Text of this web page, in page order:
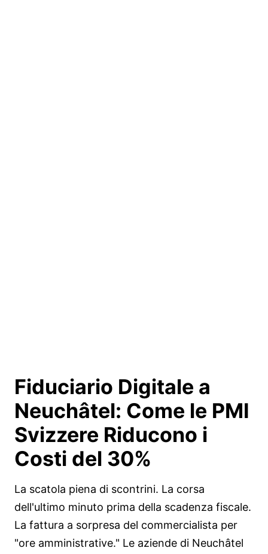
Fiduciario Digitale a
Neuchâtel: Come le PMI
Svizzere Riducono i
Costi del 30%
La scatola piena di scontrini. La corsa
dell'ultimo minuto prima della scadenza fiscale.
La fattura a sorpresa del commercialista per
"ore amministrative." Le aziende di Neuchâtel